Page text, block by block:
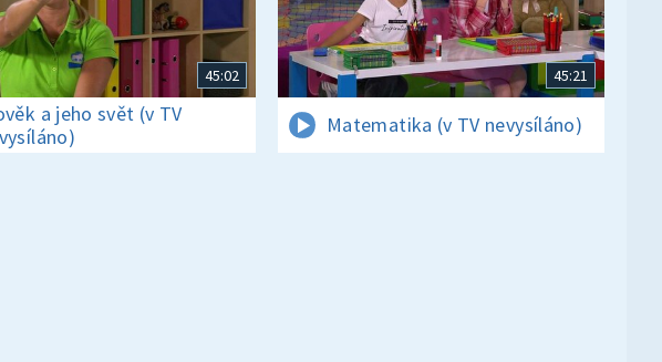
45:02
a jeho svět (v TV
45:21
Matematika (v TV nevysíláno)